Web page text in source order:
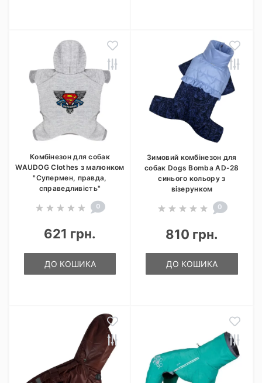
Комбінезон для собак
WAUDOG Clothes з малюнком
"Супермен, правда,
справедливість"
0
621 грн.
ДО КОШИКА
Зимовий комбінезон для
собак Dogs Bomba AD-28
синього кольору з
візерунком
0
810 грн.
ДО КОШИКА